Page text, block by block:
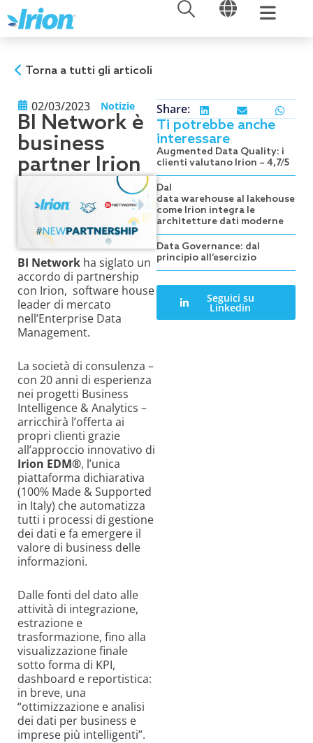
al
contenuto
APRI APRI
Torna a tutti gli articoli
02/03/2023 Notizie
BI Network è
business
partner Irion
BI Network ha siglato un
accordo di partnership
con Irion, software house
leader di mercato
nell’Enterprise Data
Management.
La società di consulenza –
con 20 anni di esperienza
nei progetti Business
Intelligence & Analytics –
arricchirà l’offerta ai
propri clienti grazie
all’approccio innovativo di
Irion EDM®, l’unica
piattaforma dichiarativa
(100% Made & Supported
in Italy) che automatizza
tutti i processi di gestione
dei dati e fa emergere il
valore di business delle
informazioni.
Dalle fonti del dato alle
attività di integrazione,
estrazione e
trasformazione, fino alla
visualizzazione finale
sotto forma di KPI,
dashboard e reportistica:
in breve, una
“ottimizzazione e analisi
dei dati per business e
imprese più intelligenti”.
Share:
Ti potrebbe anche
interessare
Augmented Data Quality: i
clienti valutano Irion – 4,7/5
Dal
data warehouse al lakehouse:
come Irion integra le
architetture dati moderne
Data Governance: dal
principio all’esercizio
Seguici su
Linkedin